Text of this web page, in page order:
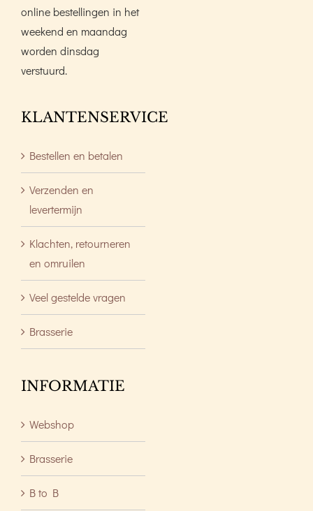
online bestellingen in het
weekend en maandag
worden dinsdag
verstuurd.
KLANTENSERVICE
Bestellen en betalen
Verzenden en
levertermijn
Klachten, retourneren
en omruilen
Veel gestelde vragen
Brasserie
INFORMATIE
Webshop
Brasserie
B to B